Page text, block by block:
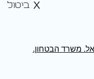
ביטול
משרד הבטחון.